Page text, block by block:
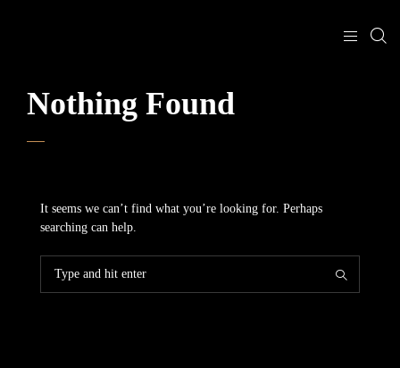
Nothing Found
It seems we can’t find what you’re looking for. Perhaps
searching can help.